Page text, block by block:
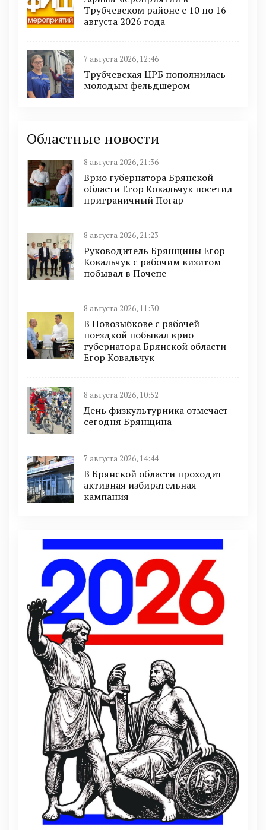
Трубчевском районе с 10 по 16
августа 2026 года
7 августа 2026, 12:46
Трубчевская ЦРБ пополнилась
молодым фельдшером
Областные новости
8 августа 2026, 21:36
Врио губернатора Брянской
области Егор Ковальчук посетил
приграничный Погар
8 августа 2026, 21:23
Руководитель Брянщины Егор
Ковальчук с рабочим визитом
побывал в Почепе
8 августа 2026, 11:30
В Новозыбкове с рабочей
поездкой побывал врио
губернатора Брянской области
Егор Ковальчук
8 августа 2026, 10:52
День физкультурника отмечает
сегодня Брянщина
7 августа 2026, 14:44
В Брянской области проходит
активная избирательная
кампания